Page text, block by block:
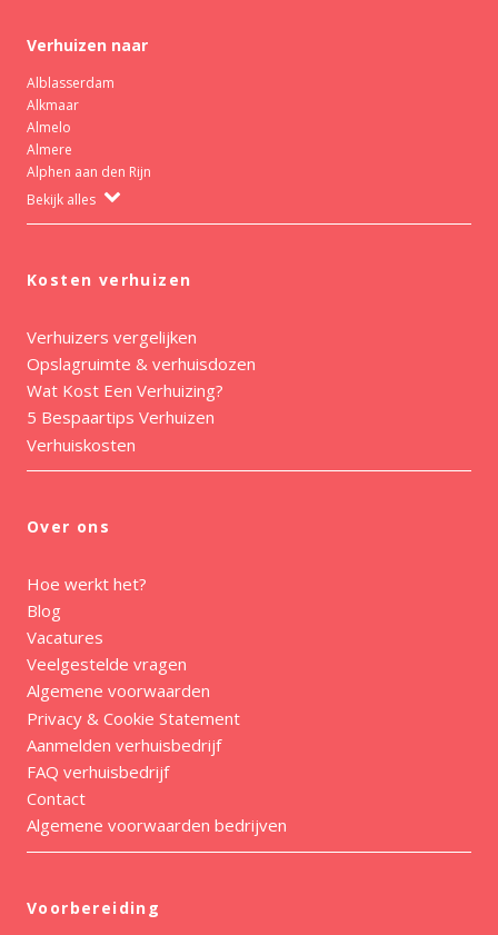
Verhuizen naar
Alblasserdam
Alkmaar
Almelo
Almere
Alphen aan den Rijn
Bekijk alles
Kosten verhuizen
Verhuizers vergelijken
Opslagruimte & verhuisdozen
Wat Kost Een Verhuizing?
5 Bespaartips Verhuizen
Verhuiskosten
Over ons
Hoe werkt het?
Blog
Vacatures
Veelgestelde vragen
Algemene voorwaarden
Privacy & Cookie Statement
Aanmelden verhuisbedrijf
FAQ verhuisbedrijf
Contact
Algemene voorwaarden bedrijven
Voorbereiding